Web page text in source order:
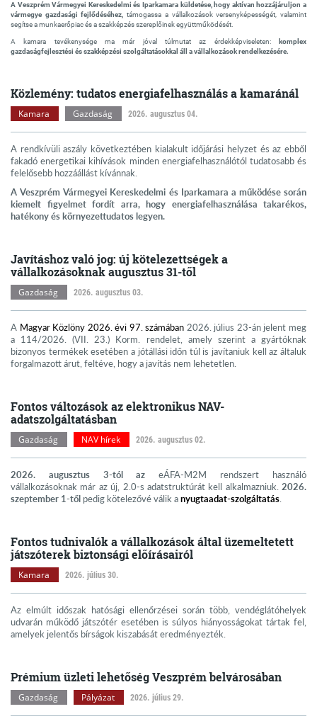
A Veszprém Vármegyei Kereskedelmi és Iparkamara küldetése, hogy aktívan hozzájáruljon a
vármegye gazdasági fejlődéséhez, támogassa a vállalkozások versenyképességét, valamint
segítse a munkaerőpiac és a szakképzés szereplőinek együttműködését.
A kamara tevékenysége ma már jóval túlmutat az érdekképviseleten:
komplex
gazdaságfejlesztési és szakképzési szolgáltatásokkal áll a vállalkozások rendelkezésére.
Közlemény: tudatos energiafelhasználás a kamaránál
Kamara Gazdaság 2026. augusztus 04.
A rendkívüli aszály következtében kialakult időjárási helyzet és az ebből
fakadó energetikai kihívások minden energiafelhasználótól tudatosabb és
felelősebb hozzáállást kívánnak.
A Veszprém Vármegyei Kereskedelmi és Iparkamara a működése során
kiemelt figyelmet fordít arra, hogy energiafelhasználása takarékos,
hatékony és környezettudatos legyen.
Javításhoz való jog: új kötelezettségek a
vállalkozásoknak augusztus 31-től
Gazdaság 2026. augusztus 03.
A Magyar Közlöny 2026. évi 97. számában 2026. július 23-án jelent meg
a 114/2026. (VII. 23.) Korm. rendelet, amely szerint a gyártóknak
bizonyos termékek esetében a jótállási időn túl is javítaniuk kell az általuk
forgalmazott árut, feltéve, hogy a javítás nem lehetetlen.
Fontos változások az elektronikus NAV-
adatszolgáltatásban
Gazdaság NAV hírek 2026. augusztus 02.
2026. augusztus 3-tól azeÁFA-M2M rendszert használó
vállalkozásoknak már az új, 2.0-s adatstruktúrát kell alkalmazniuk. 2026.
szeptember 1-től pedig kötelezővé válik anyugtaadat-szolgáltatás.
Fontos tudnivalók a vállalkozások által üzemeltetett
játszóterek biztonsági előírásairól
Kamara 2026. július 30.
Az elmúlt időszak hatósági ellenőrzései során több, vendéglátóhelyek
udvarán működő játszótér esetében is súlyos hiányosságokat tártak fel,
amelyek jelentős bírságok kiszabását eredményezték.
Prémium üzleti lehetőség Veszprém belvárosában
Gazdaság Pályázat 2026. július 29.